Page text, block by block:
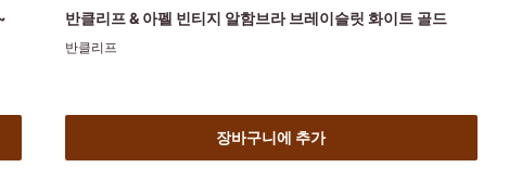
가
가
반클리프 & 아펠 빈티지 알함브라 브레이슬릿 화이트 골드
반클리프
장바구니에 추가